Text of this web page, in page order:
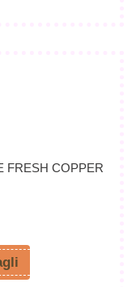
FRESH COPPER